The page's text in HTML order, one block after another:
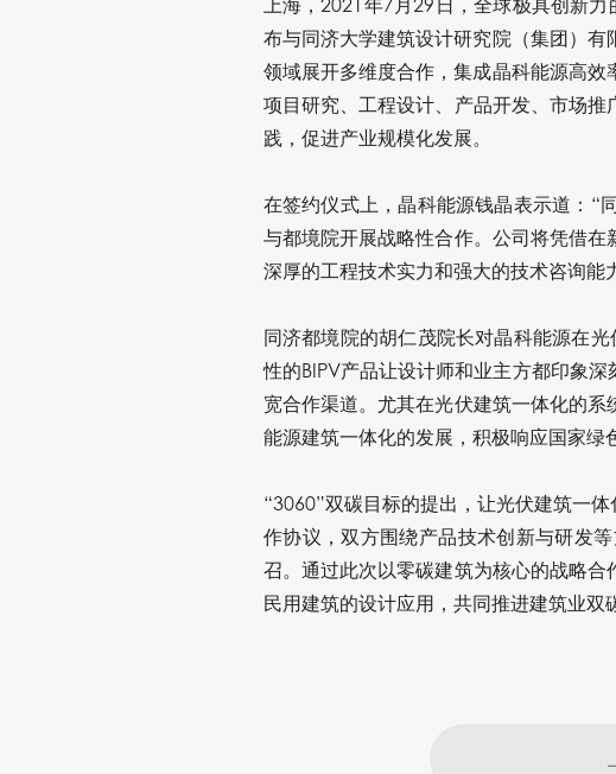
布与同济大学建筑设计研究院（集团）
领域展开多维度合作，集成晶科能源高效
项目研究、工程设计、产品开发、市场
践，促进产业规模化发展。
在签约仪式上，晶科能源钱晶表示道：“
与都境院开展战略性合作。公司将凭借
深厚的工程技术实力和强大的技术咨询
同济都境院的胡仁茂院长对晶科能源在
性的BIPV产品让设计师和业主方都印象
宽合作渠道。尤其在光伏建筑一体化的
能源建筑一体化的发展，积极响应国家绿
“3060”双碳目标的提出，让光伏建筑一
作协议，双方围绕产品技术创新与研发
召。通过此次以零碳建筑为核心的战略
民用建筑的设计应用，共同推进建筑业双